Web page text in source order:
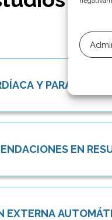
Y PARADA
EN
EXTERNA